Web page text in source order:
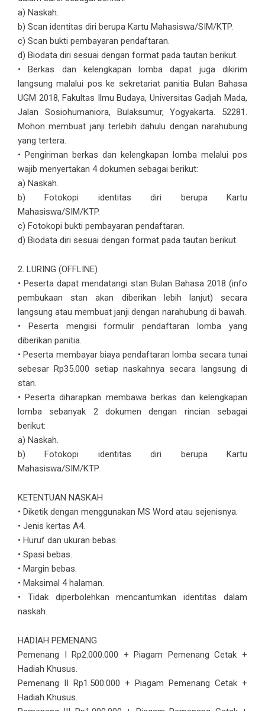
a) Naskah.
b) Scan identitas diri berupa Kartu Mahasiswa/SIM/KTP.
c) Scan bukti pembayaran pendaftaran.
d) Biodata diri sesuai dengan format pada tautan berikut.
• Berkas dan kelengkapan lomba dapat juga dikirim
langsung malalui pos ke sekretariat panitia Bulan Bahasa
UGM 2018, Fakultas Ilmu Budaya, Universitas Gadjah Mada,
Jalan Sosiohumaniora, Bulaksumur, Yogyakarta. 52281.
Mohon membuat janji terlebih dahulu dengan narahubung
yang tertera.
• Pengiriman berkas dan kelengkapan lomba melalui pos
wajib menyertakan 4 dokumen sebagai berikut:
a) Naskah.
b) Fotokopi identitas diri berupa Kartu
Mahasiswa/SIM/KTP.
c) Fotokopi bukti pembayaran pendaftaran.
d) Biodata diri sesuai dengan format pada tautan berikut.
2. LURING (OFFLINE)
• Peserta dapat mendatangi stan Bulan Bahasa 2018 (info
pembukaan stan akan diberikan lebih lanjut) secara
langsung atau membuat janji dengan narahubung di bawah.
• Peserta mengisi formulir pendaftaran lomba yang
diberikan panitia.
• Peserta membayar biaya pendaftaran lomba secara tunai
sebesar Rp35.000 setiap naskahnya secara langsung di
stan.
• Peserta diharapkan membawa berkas dan kelengkapan
lomba sebanyak 2 dokumen dengan rincian sebagai
berikut:
a) Naskah.
b) Fotokopi identitas diri berupa Kartu
Mahasiswa/SIM/KTP.
KETENTUAN NASKAH
• Diketik dengan menggunakan MS Word atau sejenisnya.
• Jenis kertas A4.
• Huruf dan ukuran bebas.
• Spasi bebas.
• Margin bebas.
• Maksimal 4 halaman.
• Tidak diperbolehkan mencantumkan identitas dalam
naskah.
HADIAH PEMENANG
Pemenang I Rp2.000.000 + Piagam Pemenang Cetak +
Hadiah Khusus.
Pemenang II Rp1.500.000 + Piagam Pemenang Cetak +
Hadiah Khusus.